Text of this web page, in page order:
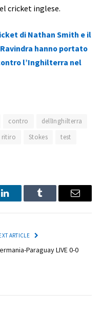
cricket inglese.
di Nathan Smith e il
hanno portato
l’Inghilterra nel
contro
dellInghilterra
ritiro Stokes
test
LinkedInTumblr Email
ARTICLE
Paraguay LIVE 0-0